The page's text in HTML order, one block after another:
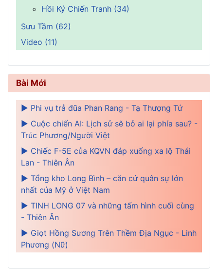
Hồi Ký Chiến Tranh (34)
Sưu Tầm (62)
Video (11)
Bài Mới
► Phi vụ trả đũa Phan Rang - Tạ Thượng Tứ
► Cuộc chiến AI: Lịch sử sẽ bỏ ai lại phía sau? -
Trúc Phương/Người Việt
► Chiếc F-5E của KQVN đáp xuống xa lộ Thái
Lan - Thiên Ân
► Tổng kho Long Bình – căn cứ quân sự lớn
nhất của Mỹ ở Việt Nam
► TINH LONG 07 và những tấm hình cuối cùng
- Thiên Ân
► Giọt Hồng Sương Trên Thềm Địa Ngục - Linh
Phương (Nữ)